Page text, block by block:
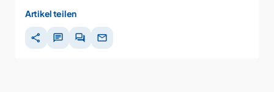
Artikel teilen
share chat forum mail